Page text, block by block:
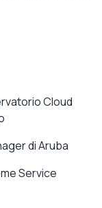
Cloud
di Aruba
Service